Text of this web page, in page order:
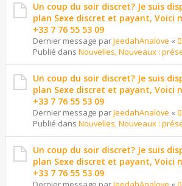
Un coup du soir discret? Je suis
plan Sexe discret et payant, Voici
+33 7 76 55 53 09
Dernier message parJeedahAnalove «
Publié dans Nouvelles, Nouveaux :
Un coup du soir discret? Je suis
plan Sexe discret et payant, Voici
+33 7 76 55 53 09
Dernier message parJeedahAnalove «
Publié dans Nouvelles, Nouveaux :
Un coup du soir discret? Je suis
plan Sexe discret et payant, Voici
+33 7 76 55 53 09